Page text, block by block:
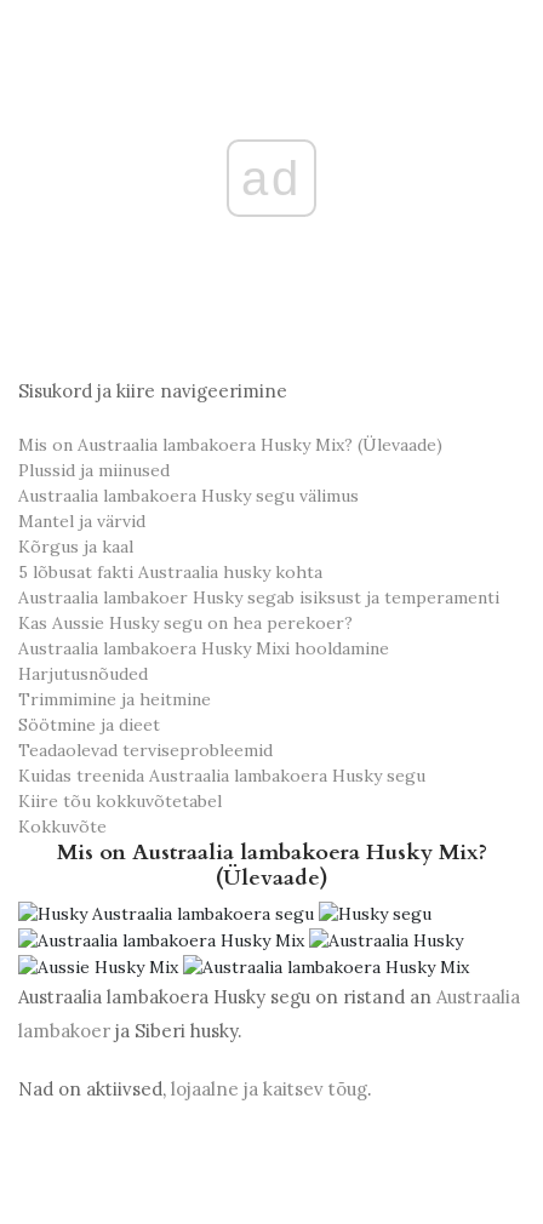
ad
Sisukord ja kiire navigeerimine
Mis on Austraalia lambakoera Husky Mix? (Ülevaade)
Plussid ja miinused
Austraalia lambakoera Husky segu välimus
Mantel ja värvid
Kõrgus ja kaal
5 lõbusat fakti Austraalia husky kohta
Austraalia lambakoer Husky segab isiksust ja temperamenti
Kas Aussie Husky segu on hea perekoer?
Austraalia lambakoera Husky Mixi hooldamine
Harjutusnõuded
Trimmimine ja heitmine
Söötmine ja dieet
Teadaolevad terviseprobleemid
Kuidas treenida Austraalia lambakoera Husky segu
Kiire tõu kokkuvõtetabel
Kokkuvõte
Mis on Austraalia lambakoera Husky Mix?
(Ülevaade)
Austraalia lambakoera Husky segu on ristand an Austraalia
lambakoer ja Siberi husky.
Nad on aktiivsed, lojaalne ja kaitsev tõug.